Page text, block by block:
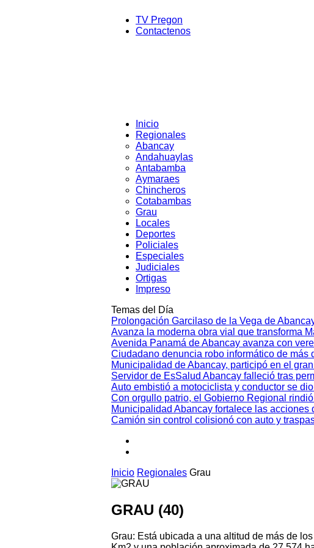
TV Pregon
Contactenos
Inicio
Regionales
Abancay
Andahuaylas
Antabamba
Aymaraes
Chincheros
Cotabambas
Grau
Locales
Deportes
Policiales
Especiales
Judiciales
Ortigas
Impreso
Temas del Día
Prolongación Garcilaso de la Vega de
Avanza la moderna obra vial que transforma
Avenida Panamá de Abancay avanza con
Ciudadano denuncia robo informático de
Municipalidad de Abancay, participó en el
Servidor de EsSalud Abancay falleció tras
Auto embistió a motociclista y conductor se
Con orgullo patrio, el Gobierno Regional
Municipalidad Abancay fortalece las
Camión sin control colisionó con auto y
Inicio Regionales Grau
GRAU (40)
Grau: Está ubicada a una altitud de más de